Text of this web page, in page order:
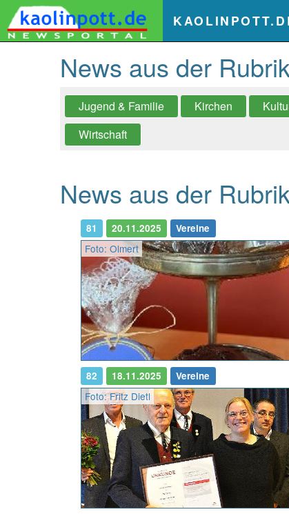
News aus der
Jugend & Familie Kirchen
Wirtschaft
News aus der
81 20.11.2025 Vereine
Foto: Olmert
82 18.11.2025 Vereine
Foto: Fritz Dietl